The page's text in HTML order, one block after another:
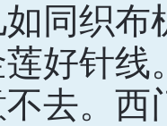
同织布
好针
去。